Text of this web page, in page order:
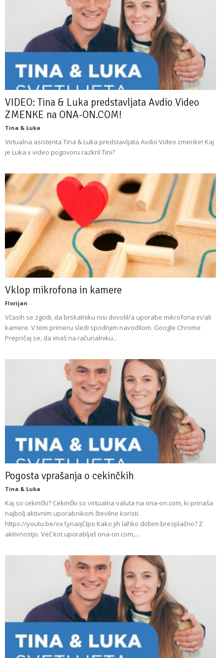
VIDEO: Tina & Luka predstavljata Avdio Video
ZMENKE na ONA-ON.COM!
Tina & Luka
Virtualna asistenta Tina & Luka predstavljata Avdio Video zmenke! Kaj
je Luka v video pogovoru razkril Tini?
Vklop mikrofona in kamere
Florijan
Včasih se zgodi, da brskalniku nisi dovolil/a uporabe mikrofona in/ali
kamere. V tem primeru sledi spodnjim navodilom. Google Chrome
Prepričaj se, da imaš na računalniku...
Pogosta vprašanja o cekinčkih
Tina & Luka
Kaj so cekinčki? Cekinčki so virtualna valuta na ona-on.com, ki prinaša
najbolj aktivnim uporabnikom številne koristi.
https://youtu.be/ox1ynaqCIpo Kako jih lahko dobim brezplačno? Z
aktivnostjo. Več kot uporabljaš ona-on.com,...